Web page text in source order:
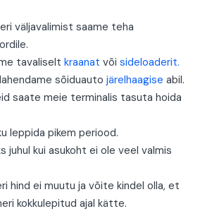
väljavalimist saame teha
tavaliselt kraanat või sideloaderit.
sõiduauto järelhaagise abil.
saate meie terminalis tasuta hoida
leppida pikem periood.
juhul kui asukoht ei ole veel valmis
hind ei muutu ja võite kindel olla, et
kokkulepitud ajal kätte.